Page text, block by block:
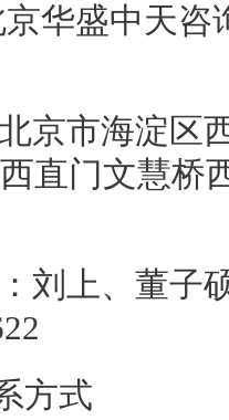
华盛中天咨
京市海淀区
直门文慧桥
刘上、董子
方式